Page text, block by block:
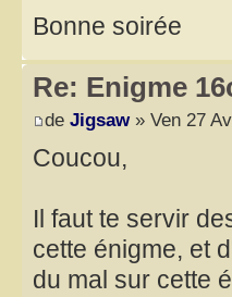
Bonne soirée
Re: Enigme
de Jigsaw» Ven 27
Coucou,
Il faut te servir
cette énigme, et
du mal sur cette